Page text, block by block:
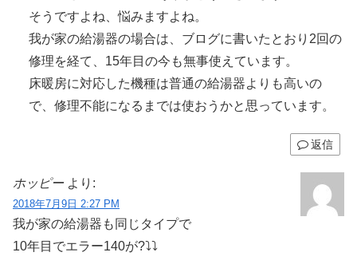
そうですよね、悩みますよね。
我が家の給湯器の場合は、ブログに書いたとおり2回の
修理を経て、15年目の今も無事使えています。
床暖房に対応した機種は普通の給湯器よりも高いの
で、修理不能になるまでは使おうかと思っています。
返信
ホッピー より:
2018年7月9日 2:27 PM
我が家の給湯器も同じタイプで
10年目でエラー140が?⤵️⤵️